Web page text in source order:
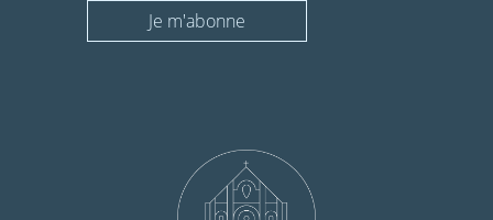
Je m'abonne